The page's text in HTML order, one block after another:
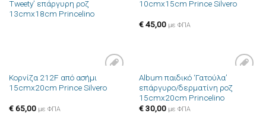
στην λίστα
επιθυμιών
Tweety’ επάργυρη ροζ
13cmx18cm Princelino
στην λίστα
10cmx15cm Prince Silvero
€45,00 με ΦΠΑ
Πρόσθήκη
στην λίστα
Κορνίζα 212F από ασήμι
15cmx20cm Prince Silvero
€65,00 με ΦΠΑ
Πρόσθήκη
στην λίστα
επιθυμιών
Album παιδικό ‘Γατούλα’
επάργυρο/δερματίνη ροζ
15cmx20cm Princelino
€30,00 με ΦΠΑ